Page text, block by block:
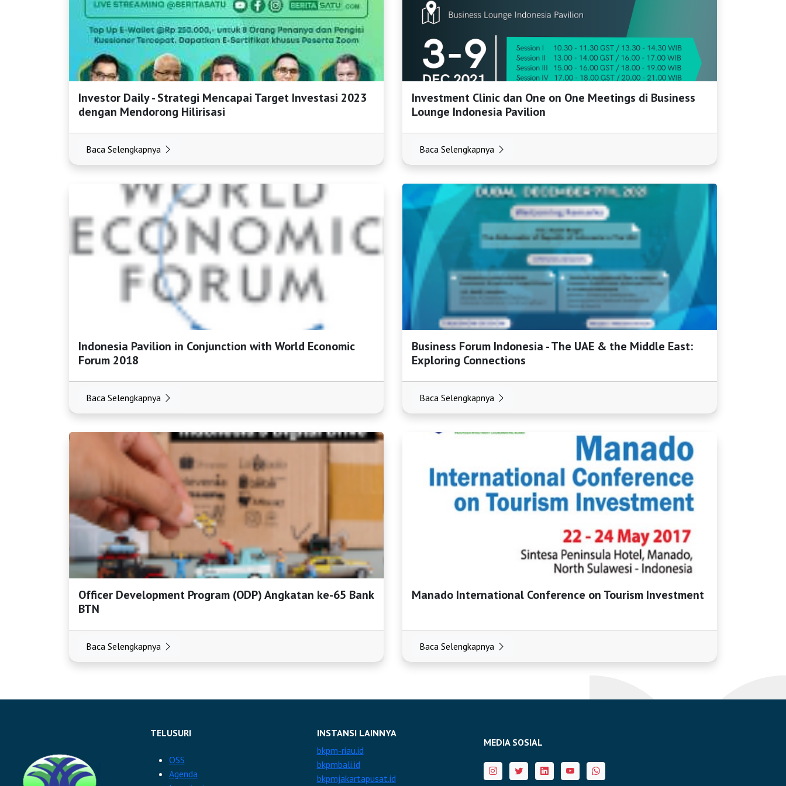
Investor Daily - Strategi Mencapai Target Investasi 2023
dengan Mendorong Hilirisasi
Baca Selengkapnya
Investment Clinic dan One on One Meetings di Business
Lounge Indonesia Pavilion
Baca Selengkapnya
Indonesia Pavilion in Conjunction with World Economic
Forum 2018
Baca Selengkapnya
Business Forum Indonesia - The UAE & the Middle East:
Exploring Connections
Baca Selengkapnya
Officer Development Program (ODP) Angkatan ke-65 Bank
BTN
Baca Selengkapnya
Manado International Conference on Tourism Investment
Baca Selengkapnya
TELUSURI
OSS
Agenda
INSTANSI LAINNYA
bkpm-riau.id
bkpmbali.id
bkpmjakartapusat.id
MEDIA SOSIAL